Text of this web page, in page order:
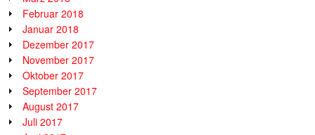
Februar 2018
Januar 2018
Dezember 2017
November 2017
Oktober 2017
September 2017
August 2017
Juli 2017